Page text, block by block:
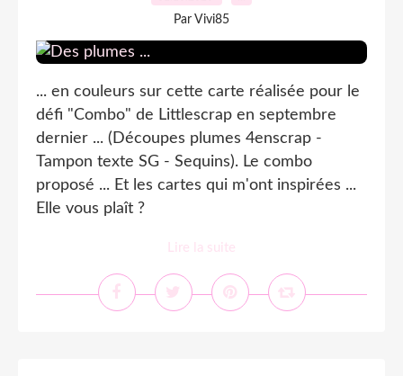
Par Vivi85
... en couleurs sur cette carte réalisée pour le
défi "Combo" de Littlescrap en septembre
dernier ... (Découpes plumes 4enscrap -
Tampon texte SG - Sequins). Le combo
proposé ... Et les cartes qui m'ont inspirées ...
Elle vous plaît ?
Lire la suite